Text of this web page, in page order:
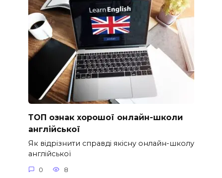
ТОП ознак хорошої онлайн-школи
англійської
Як відрізнити справді якісну онлайн-школу
англійської
0 8